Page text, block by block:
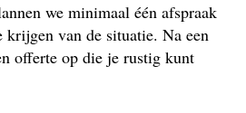
we minimaal één afspraak
krijgen van de situatie. Na een
offerte op die je rustig kunt